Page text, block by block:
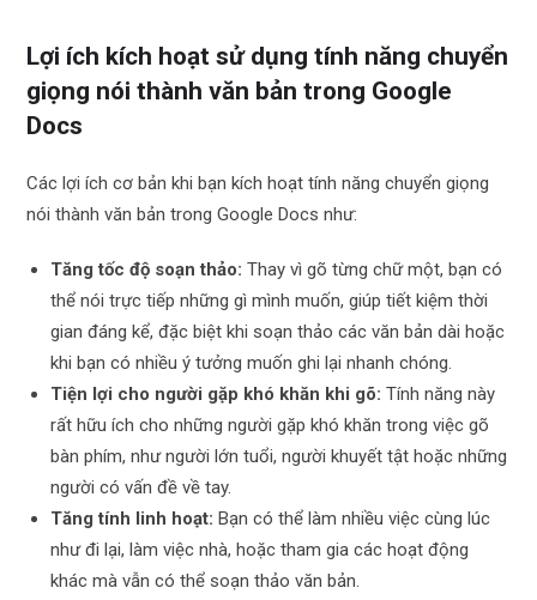
Lợi ích kích hoạt sử dụng tính năng chuyển
giọng nói thành văn bản trong Google
Docs
Các lợi ích cơ bản khi bạn kích hoạt tính năng chuyển giọng
nói thành văn bản trong Google Docs như:
Tăng tốc độ soạn thảo: Thay vì gõ từng chữ một, bạn có
thể nói trực tiếp những gì mình muốn, giúp tiết kiệm thời
gian đáng kể, đặc biệt khi soạn thảo các văn bản dài hoặc
khi bạn có nhiều ý tưởng muốn ghi lại nhanh chóng.
Tiện lợi cho người gặp khó khăn khi gõ: Tính năng này
rất hữu ích cho những người gặp khó khăn trong việc gõ
bàn phím, như người lớn tuổi, người khuyết tật hoặc những
người có vấn đề về tay.
Tăng tính linh hoạt: Bạn có thể làm nhiều việc cùng lúc
như đi lại, làm việc nhà, hoặc tham gia các hoạt động
khác mà vẫn có thể soạn thảo văn bản.